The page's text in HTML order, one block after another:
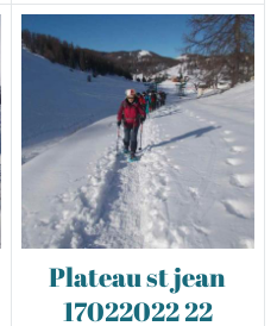
Plateau st jean
17022022 22